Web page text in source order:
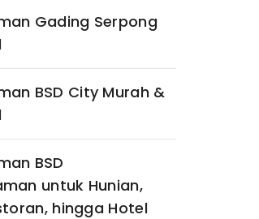
Gading Serpong
BSD City Murah &
BSD
untuk Hunian,
hingga Hotel